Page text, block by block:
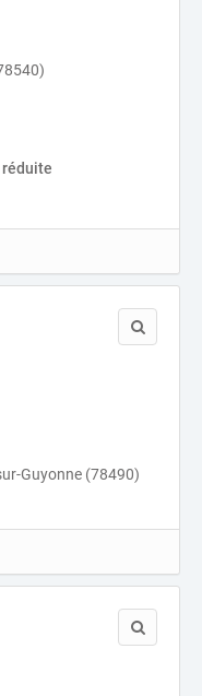
réduite
Guyonne (78490)